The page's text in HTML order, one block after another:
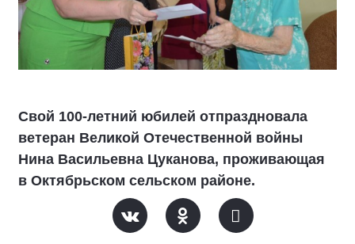
Свой 100-летний юбилей отпраздновала
ветеран Великой Отечественной войны
Нина Васильевна Цуканова, проживающая
в Октябрьском сельском районе.